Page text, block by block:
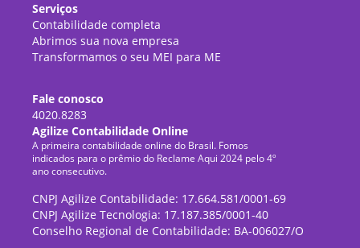
Serviços
Contabilidade completa
Abrimos sua nova empresa
Transformamos o seu MEI para ME
Fale conosco
4020.8283
Agilize Contabilidade Online
A primeira contabilidade online do Brasil. Fomos
indicados para o prêmio do Reclame Aqui 2024 pelo 4º
ano consecutivo.
CNPJ Agilize Contabilidade: 17.664.581/0001-69
CNPJ Agilize Tecnologia: 17.187.385/0001-40
Conselho Regional de Contabilidade: BA-006027/O